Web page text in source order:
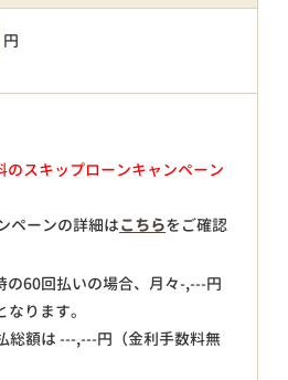
円
のスキップローンキャンペーン
ペーンの詳細はこちらをご確認
の60回払いの場合、月々-,---円
ります。
総額は---,---円（金利手数料無